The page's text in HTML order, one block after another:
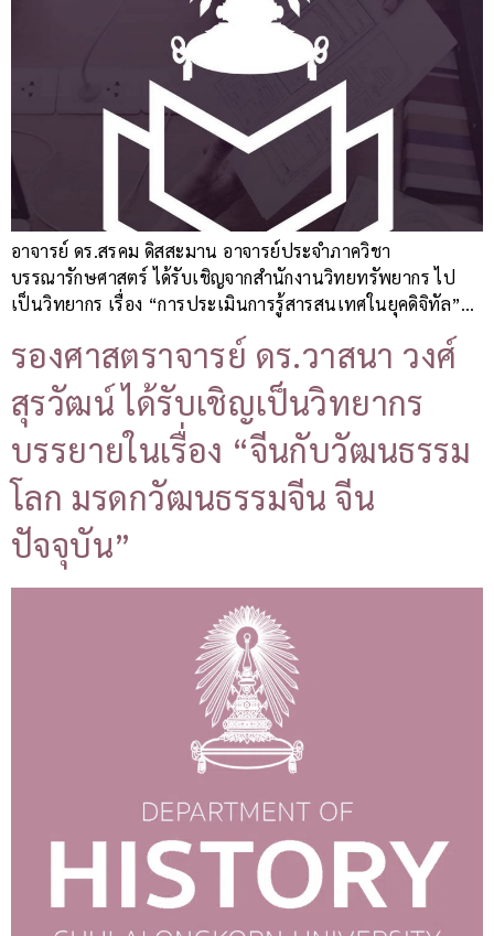
อาจารย์ ดร.สรคม ดิสสะมาน อาจารย์ประจำภาควิชา
บรรณารักษศาสตร์ ได้รับเชิญจากสำนักงานวิทยทรัพยากร ไป
เป็นวิทยากร เรื่อง “การประเมินการรู้สารสนเทศในยุคดิจิทัล”…
รองศาสตราจารย์ ดร.วาสนา วงศ์
สุรวัฒน์ ได้รับเชิญเป็นวิทยากร
บรรยายในเรื่อง “จีนกับวัฒนธรรม
โลก มรดกวัฒนธรรมจีน จีน
ปัจจุบัน”